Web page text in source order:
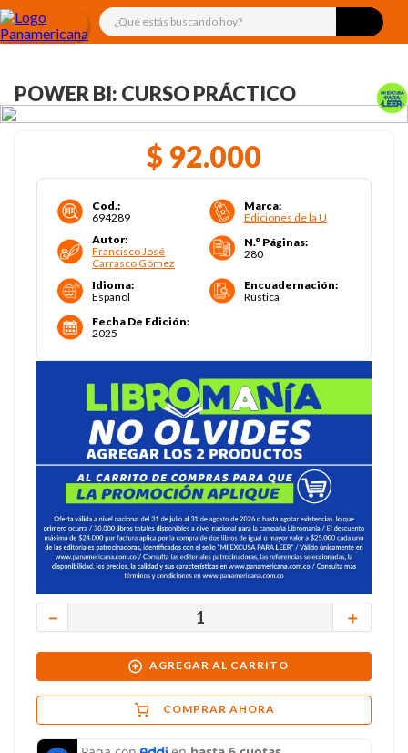
¿Qué estás buscando hoy?
POWER BI: CURSO PRÁCTICO
$ 92.000
Cod.:
694289
Marca:
Ediciones de la U
Autor:
Francisco José
Carrasco Gómez
N.° Páginas:
280
Idioma:
Español
Encuadernación:
Rústica
Fecha De Edición:
2025
＋
－
AGREGAR AL CARRITO
COMPRAR AHORA